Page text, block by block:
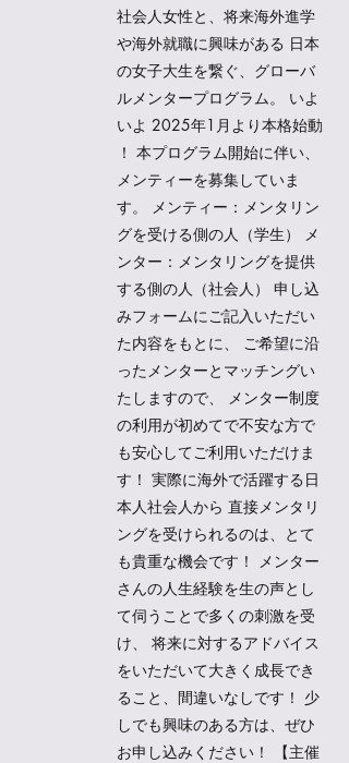
社会人女性と、将来海外進学
や海外就職に興味がある 日本
の女子大生を繋ぐ、グローバ
ルメンタープログラム。 いよ
いよ 2025年1月より本格始動
！ 本プログラム開始に伴い、
メンティーを募集していま
す。 メンティー：メンタリン
グを受ける側の人（学生） メ
ンター：メンタリングを提供
する側の人（社会人） 申し込
みフォームにご記入いただい
た内容をもとに、 ご希望に沿
ったメンターとマッチングい
たしますので、 メンター制度
の利用が初めてで不安な方で
も安心してご利用いただけま
す！ 実際に海外で活躍する日
本人社会人から 直接メンタリ
ングを受けられるのは、とて
も貴重な機会です！ メンター
さんの人生経験を生の声とし
て伺うことで多くの刺激を受
け、 将来に対するアドバイス
をいただいて大きく成長でき
ること、間違いなしです！ 少
しでも興味のある方は、ぜひ
お申し込みください！ 【主催